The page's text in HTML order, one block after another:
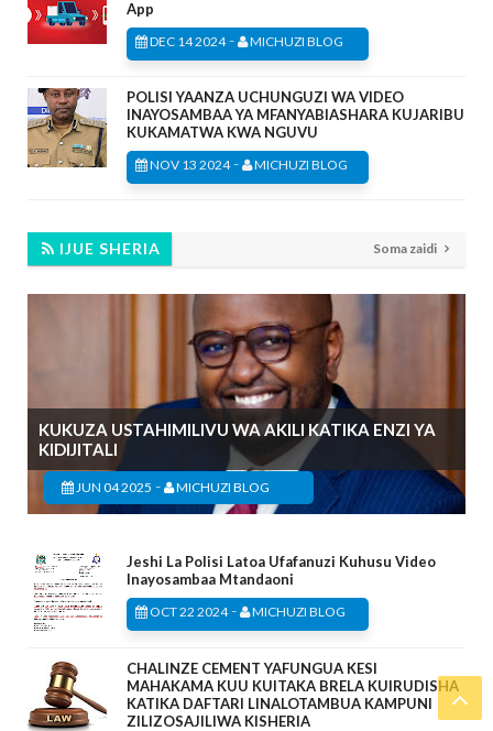
App
DEC 14 2024- MICHUZI BLOG
POLISI YAANZA UCHUNGUZI WA VIDEO
INAYOSAMBAA YA MFANYABIASHARA KUJARIBU
KUKAMATWA KWA NGUVU
NOV 13 2024- MICHUZI BLOG
IJUE SHERIA Soma zaidi
KUKUZA USTAHIMILIVU WA AKILI KATIKA ENZI YA
KIDIJITALI
JUN 04 2025 - MICHUZI BLOG
Jeshi La Polisi Latoa Ufafanuzi Kuhusu Video
Inayosambaa Mtandaoni
OCT 22 2024- MICHUZI BLOG
CHALINZE CEMENT YAFUNGUA KESI
MAHAKAMA KUU KUITAKA BRELA KUIRUDISHA
KATIKA DAFTARI LINALOTAMBUA KAMPUNI
ZILIZOSAJILIWA KISHERIA